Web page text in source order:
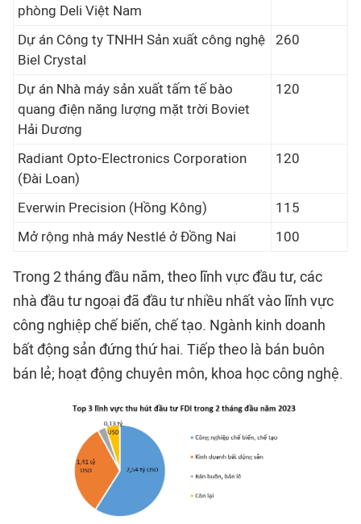
phòng Deli Việt Nam
Dự án Công ty TNHH Sản xuất công nghệ
Biel Crystal
260
Dự án Nhà máy sản xuất tấm tế bào
quang điện năng lượng mặt trời Boviet
Hải Dương
120
Radiant Opto-Electronics Corporation
(Đài Loan)
120
Everwin Precision (Hồng Kông)
115
Mở rộng nhà máy Nestlé ở Đồng Nai
100
Trong 2 tháng đầu năm, theo lĩnh vực đầu tư, các
nhà đầu tư ngoại đã đầu tư nhiều nhất vào lĩnh vực
công nghiệp chế biến, chế tạo. Ngành kinh doanh
bất động sản đứng thứ hai. Tiếp theo là bán buôn
bán lẻ; hoạt động chuyên môn, khoa học công nghệ.